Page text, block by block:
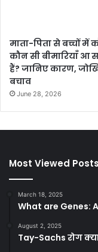
माता-पिता से बच्चों में
कौन सी बीमारियाँ आ
हैं? जानिए कारण,
बचाव
June 28, 2026
Most Viewed Posts
March 18, 2025
What are Genes:
August 2, 2025
Tay-Sachs रोग